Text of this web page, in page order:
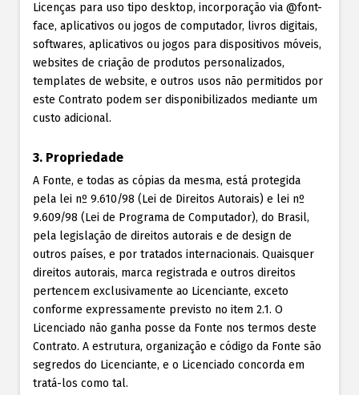
Licenças para uso tipo desktop, incorporação via @font-
face, aplicativos ou jogos de computador, livros digitais,
softwares, aplicativos ou jogos para dispositivos móveis,
websites de criação de produtos personalizados,
templates de website, e outros usos não permitidos por
este Contrato podem ser disponibilizados mediante um
custo adicional.
3. Propriedade
A Fonte, e todas as cópias da mesma, está protegida
pela lei nº 9.610/98 (Lei de Direitos Autorais) e lei nº
9.609/98 (Lei de Programa de Computador), do Brasil,
pela legislação de direitos autorais e de design de
outros países, e por tratados internacionais. Quaisquer
direitos autorais, marca registrada e outros direitos
pertencem exclusivamente ao Licenciante, exceto
conforme expressamente previsto no item 2.1. O
Licenciado não ganha posse da Fonte nos termos deste
Contrato. A estrutura, organização e código da Fonte são
segredos do Licenciante, e o Licenciado concorda em
tratá-los como tal.